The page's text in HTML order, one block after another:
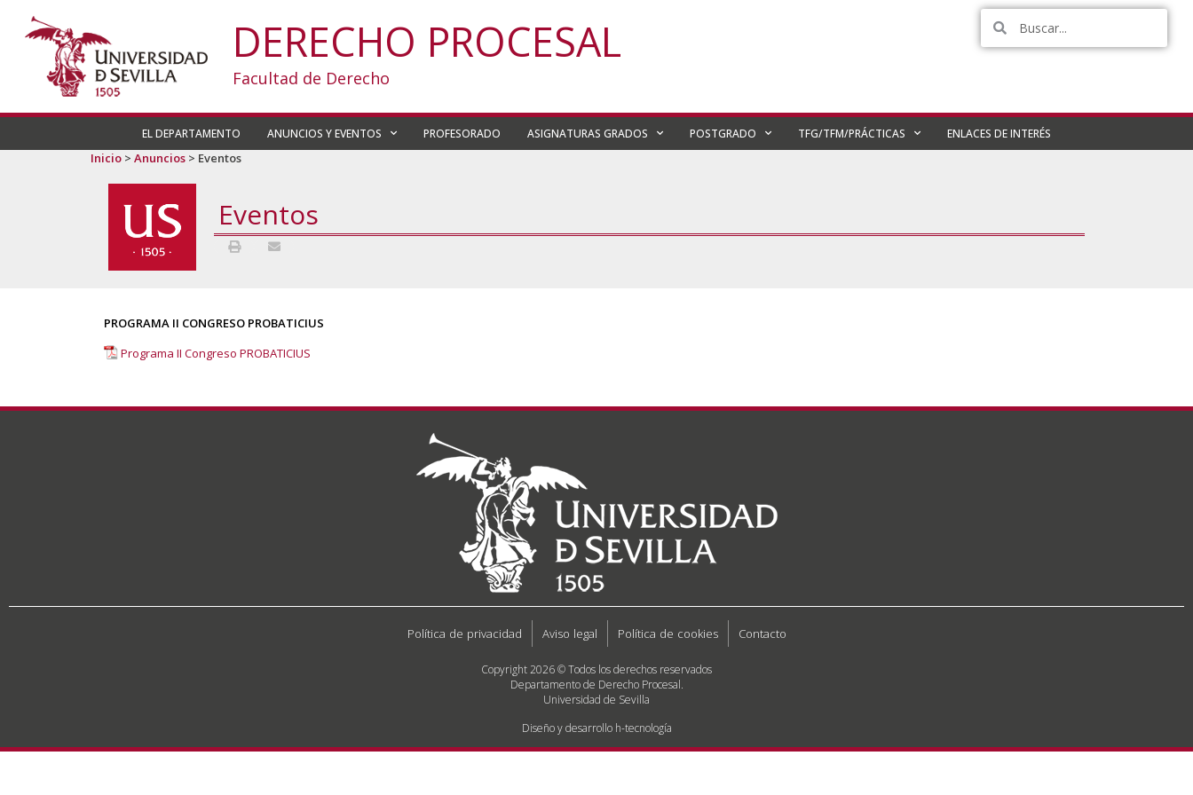
DERECHO PROCESAL
Facultad de Derecho
EL DEPARTAMENTO ANUNCIOS Y EVENTOS PROFESORADO ASIGNATURAS GRADOS POSTGRADO TFG/TFM/PRÁCTICAS ENLACES DE INTERÉS
Inicio > Anuncios > Eventos
Eventos
PROGRAMA II CONGRESO PROBATICIUS
Programa II Congreso PROBATICIUS
Política de privacidad Aviso legal Política de cookies Contacto
Copyright 2026 © Todos los derechos reservados
Departamento de Derecho Procesal.
Universidad de Sevilla
Diseño y desarrollo h-tecnología